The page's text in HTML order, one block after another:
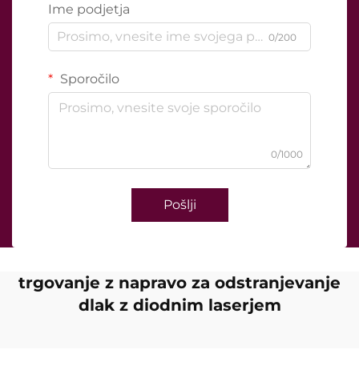
Ime podjetja
0/200
Sporočilo
0/1000
Pošlji
trgovanje z napravo za odstranjevanje
dlak z diodnim laserjem